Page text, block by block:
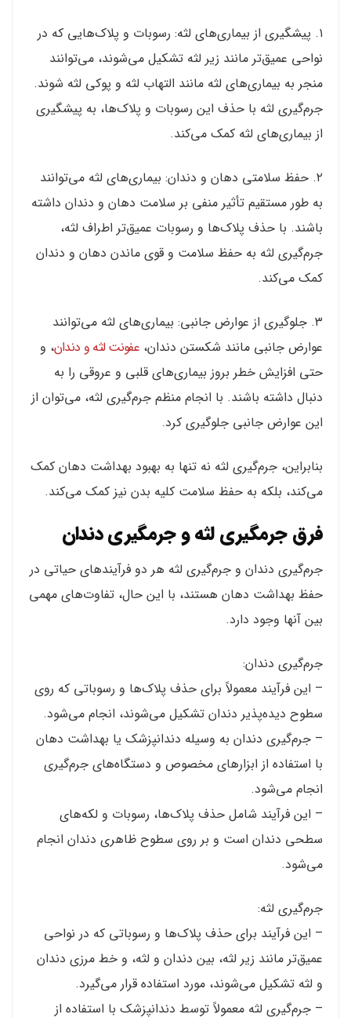
۱. پیشگیری از بیماری‌های لثه: رسوبات و پلاک‌هایی که در
نواحی عمیق‌تر مانند زیر لثه تشکیل می‌شوند، می‌توانند
منجر به بیماری‌های لثه مانند التهاب لثه و پوکی لثه شوند.
جرم‌گیری لثه با حذف این رسوبات و پلاک‌ها، به پیشگیری
از بیماری‌های لثه کمک می‌کند.
۲. حفظ سلامتی دهان و دندان: بیماری‌های لثه می‌توانند
به طور مستقیم تأثیر منفی بر سلامت دهان و دندان داشته
باشند. با حذف پلاک‌ها و رسوبات عمیق‌تر اطراف لثه،
جرم‌گیری لثه به حفظ سلامت و قوی ماندن دهان و دندان
کمک می‌کند.
۳. جلوگیری از عوارض جانبی: بیماری‌های لثه می‌توانند
عوارض جانبی مانند شکستن دندان، عفونت لثه و دندان، و
حتی افزایش خطر بروز بیماری‌های قلبی و عروقی را به
دنبال داشته باشند. با انجام منظم جرم‌گیری لثه، می‌توان از
این عوارض جانبی جلوگیری کرد.
بنابراین، جرم‌گیری لثه نه تنها به بهبود بهداشت دهان کمک
می‌کند، بلکه به حفظ سلامت کلیه بدن نیز کمک می‌کند.
فرق جرمگیری لثه و جرمگیری دندان
جرم‌گیری دندان و جرم‌گیری لثه هر دو فرآیندهای حیاتی در
حفظ بهداشت دهان هستند، با این حال، تفاوت‌های مهمی
بین آنها وجود دارد.
جرم‌گیری دندان:
– این فرآیند معمولاً برای حذف پلاک‌ها و رسوباتی که روی
سطوح دیده‌پذیر دندان تشکیل می‌شوند، انجام می‌شود.
– جرم‌گیری دندان به وسیله دندانپزشک یا بهداشت دهان
با استفاده از ابزارهای مخصوص و دستگاه‌های جرم‌گیری
انجام می‌شود.
– این فرآیند شامل حذف پلاک‌ها، رسوبات و لکه‌های
سطحی دندان است و بر روی سطوح ظاهری دندان انجام
می‌شود.
جرم‌گیری لثه:
– این فرآیند برای حذف پلاک‌ها و رسوباتی که در نواحی
عمیق‌تر مانند زیر لثه، بین دندان و لثه، و خط مرزی دندان
و لثه تشکیل می‌شوند، مورد استفاده قرار می‌گیرد.
– جرم‌گیری لثه معمولاً توسط دندانپزشک با استفاده از